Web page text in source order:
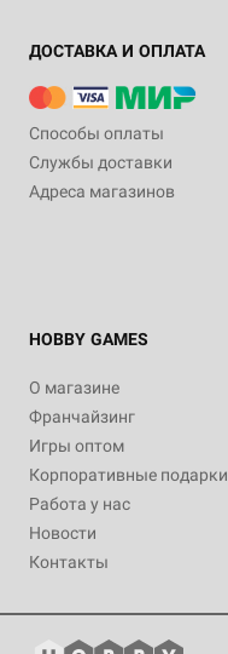
ДОСТАВКА И ОПЛАТА
Способы оплаты
Службы доставки
Адреса магазинов
HOBBY GAMES
О магазине
Франчайзинг
Игры оптом
Корпоративные подарки
Работа у нас
Новости
Контакты